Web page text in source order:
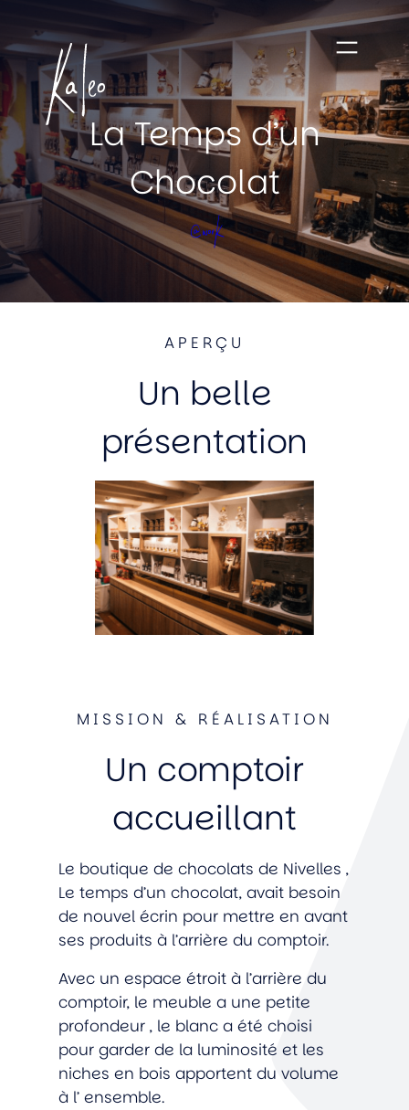
La Temps d’un
Chocolat
@work
APERÇU
Un belle
présentation
MISSION & RÉALISATION
Un comptoir
accueillant
Le boutique de chocolats de Nivelles ,
Le temps d’un chocolat, avait besoin
de nouvel écrin pour mettre en avant
ses produits à l’arrière du comptoir.
Avec un espace étroit à l’arrière du
comptoir, le meuble a une petite
profondeur , le blanc a été choisi
pour garder de la luminosité et les
niches en bois apportent du volume
à l’ ensemble.